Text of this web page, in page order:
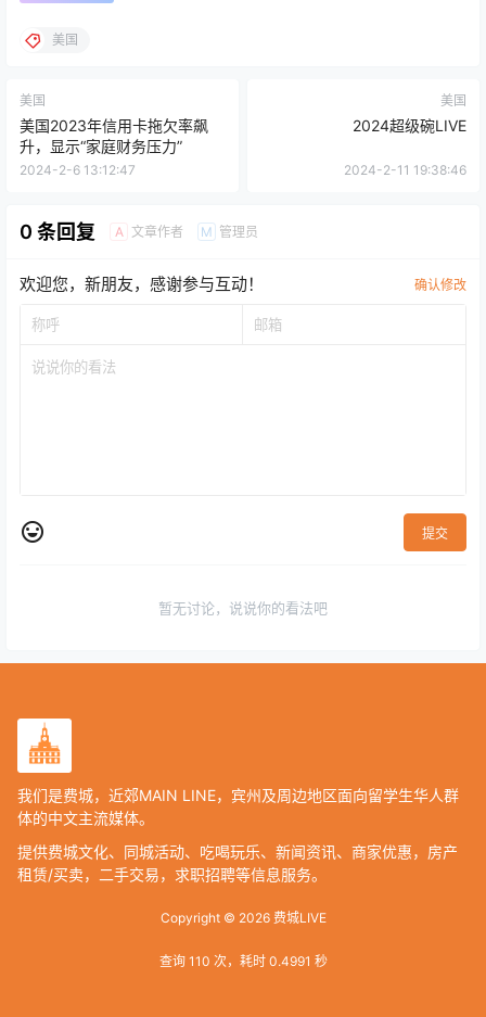
美国
美国
美国2023年信用卡拖欠率飙
升，显示“家庭财务压力”
2024-2-6 13:12:47
美国
2024超级碗LIVE
2024-2-11 19:38:46
0 条回复 A 文章作者 M 管理员
欢迎您，新朋友，感谢参与互动！ 确认修改
提交
暂无讨论，说说你的看法吧
我们是费城，近郊MAIN LINE，宾州及周边地区面向留学生华人群
体的中文主流媒体。
提供费城文化、同城活动、吃喝玩乐、新闻资讯、商家优惠，房产
租赁/买卖，二手交易，求职招聘等信息服务。
Copyright © 2026费城LIVE
查询 110 次，耗时 0.4991 秒